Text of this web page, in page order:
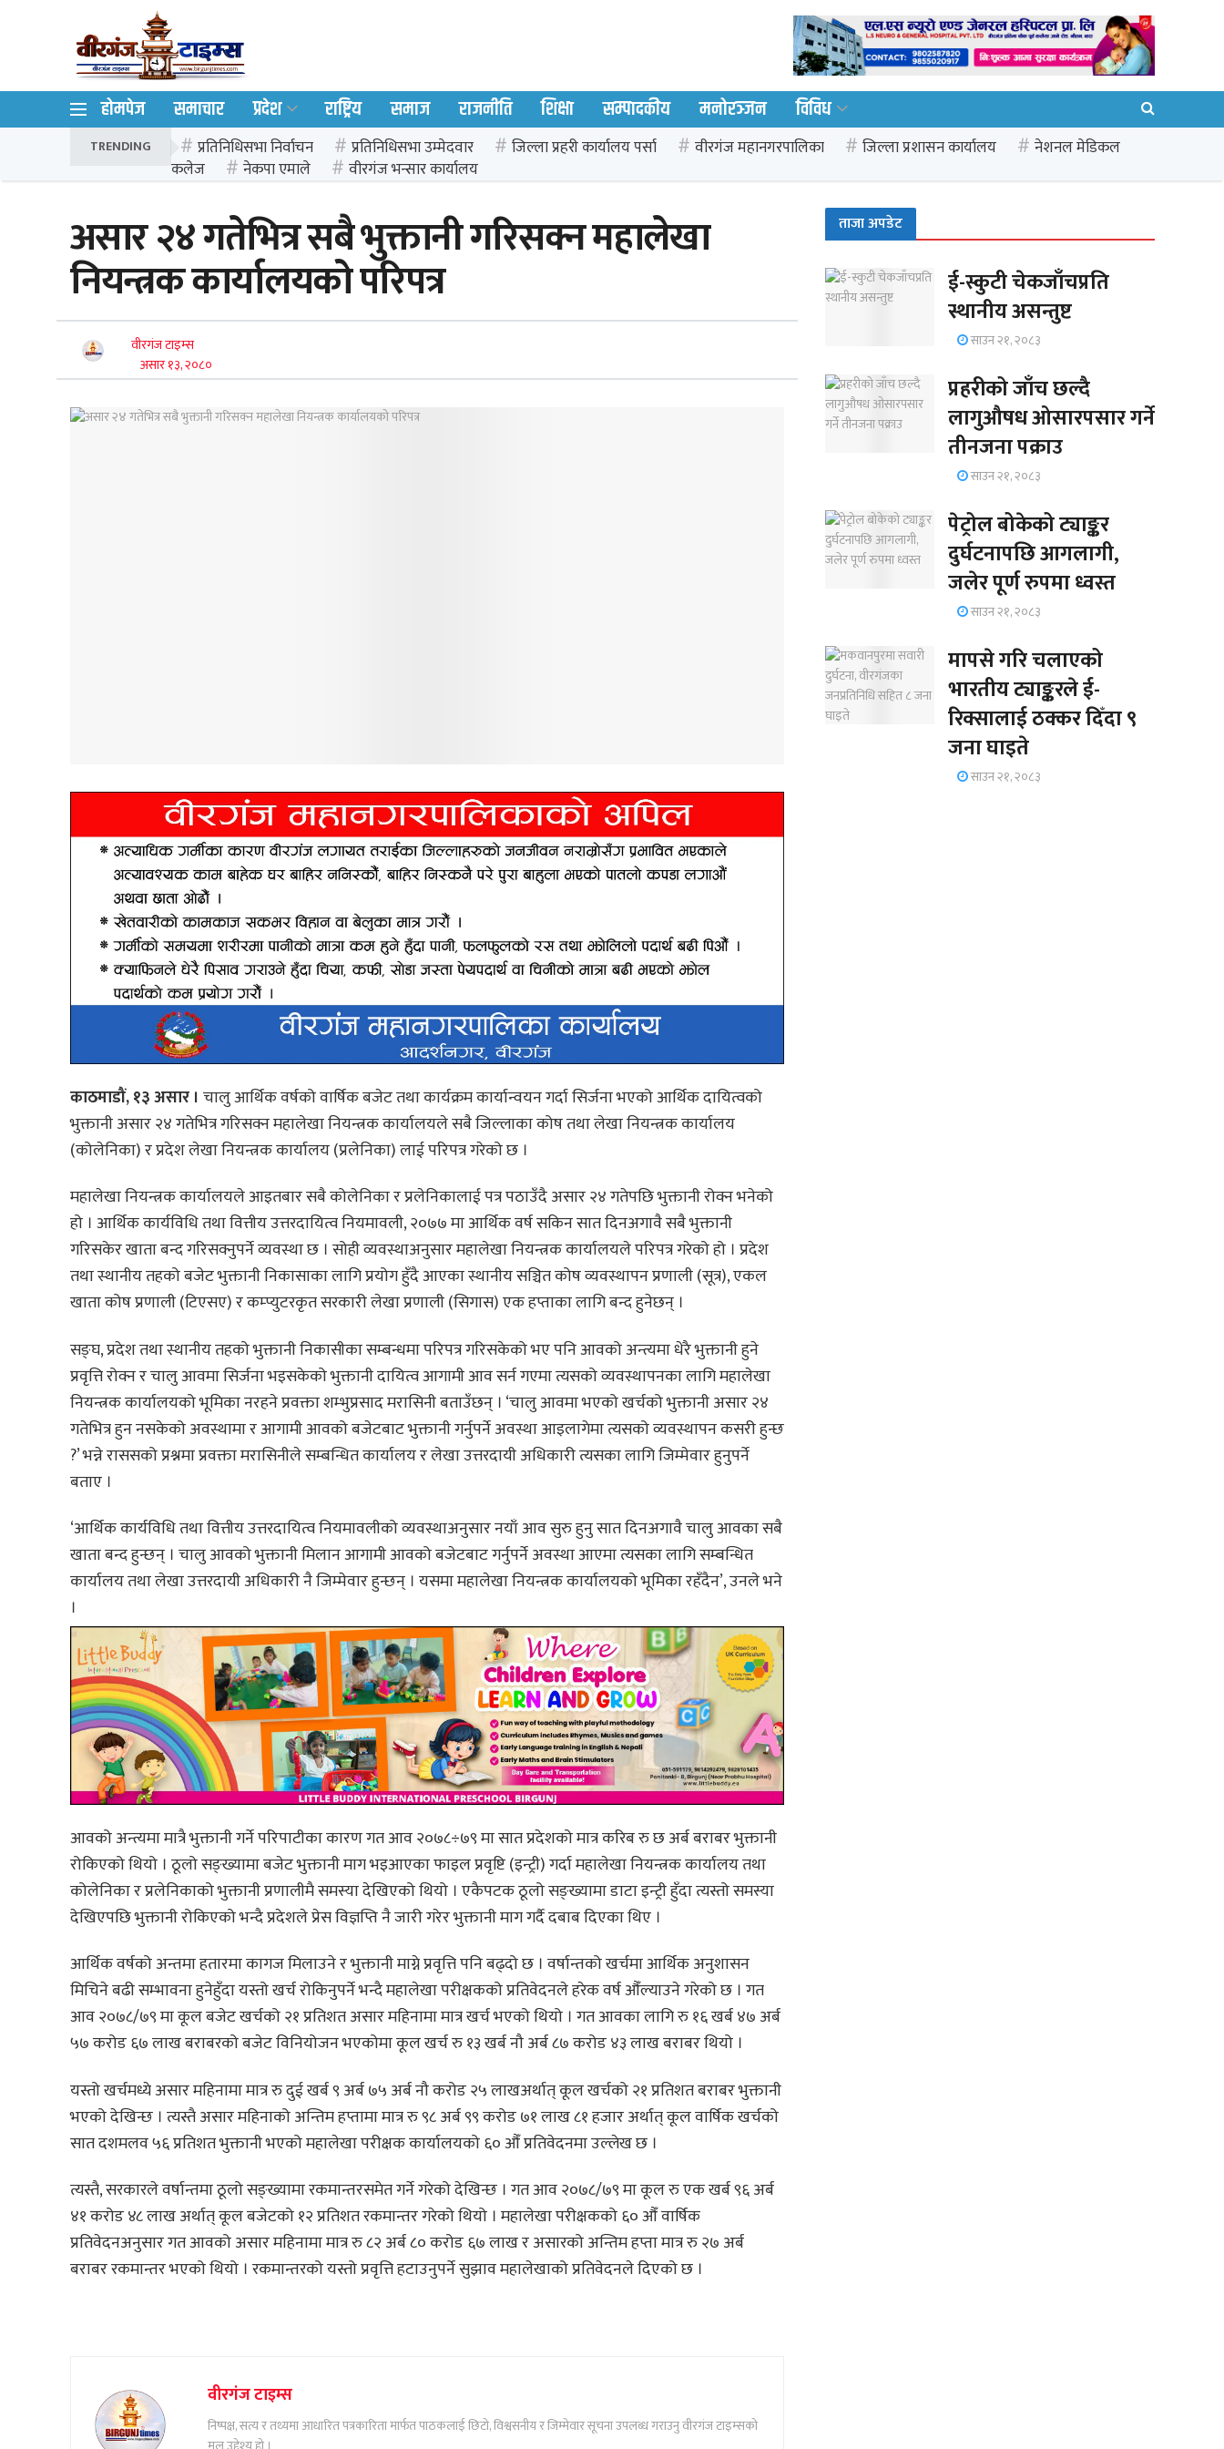
होमपेज समाचार प्रदेश राष्ट्रिय समाज राजनीति शिक्षा सम्पादकीय मनोरञ्जन विविध
TRENDING प्रतिनिधिसभा निर्वाचन प्रतिनिधिसभा उम्मेदवार जिल्ला प्रहरी कार्यालय पर्सा वीरगंज महानगरपालिका जिल्ला प्रशासन कार्यालय
नेशनल मेडिकल
कलेज
नेकपा एमाले वीरगंज भन्सार कार्यालय
असार २४ गतेभित्र सबै भुक्तानी गरिसक्न महालेखा
नियन्त्रक कार्यालयको परिपत्र
वीरगंज टाइम्स
असार १३, २०८०
काठमाडौं, १३ असार । चालु आर्थिक वर्षको वार्षिक बजेट तथा कार्यक्रम कार्यान्वयन गर्दा सिर्जना भएको आर्थिक दायित्वको
भुक्तानी असार २४ गतेभित्र गरिसक्न महालेखा नियन्त्रक कार्यालयले सबै जिल्लाका कोष तथा लेखा नियन्त्रक कार्यालय
(कोलेनिका) र प्रदेश लेखा नियन्त्रक कार्यालय (प्रलेनिका) लाई परिपत्र गरेको छ ।
महालेखा नियन्त्रक कार्यालयले आइतबार सबै कोलेनिका र प्रलेनिकालाई पत्र पठाउँदै असार २४ गतेपछि भुक्तानी रोक्न भनेको
हो । आर्थिक कार्यविधि तथा वित्तीय उत्तरदायित्व नियमावली, २०७७ मा आर्थिक वर्ष सकिन सात दिनअगावै सबै भुक्तानी
गरिसकेर खाता बन्द गरिसक्नुपर्ने व्यवस्था छ । सोही व्यवस्थाअनुसार महालेखा नियन्त्रक कार्यालयले परिपत्र गरेको हो । प्रदेश
तथा स्थानीय तहको बजेट भुक्तानी निकासाका लागि प्रयोग हुँदै आएका स्थानीय सञ्चित कोष व्यवस्थापन प्रणाली (सूत्र), एकल
खाता कोष प्रणाली (टिएसए) र कम्प्युटरकृत सरकारी लेखा प्रणाली (सिगास) एक हप्ताका लागि बन्द हुनेछन् ।
सङ्घ, प्रदेश तथा स्थानीय तहको भुक्तानी निकासीका सम्बन्धमा परिपत्र गरिसकेको भए पनि आवको अन्त्यमा धेरै भुक्तानी हुने
प्रवृत्ति रोक्न र चालु आवमा सिर्जना भइसकेको भुक्तानी दायित्व आगामी आव सर्न गएमा त्यसको व्यवस्थापनका लागि महालेखा
नियन्त्रक कार्यालयको भूमिका नरहने प्रवक्ता शम्भुप्रसाद मरासिनी बताउँछन् । ‘चालु आवमा भएको खर्चको भुक्तानी असार २४
गतेभित्र हुन नसकेको अवस्थामा र आगामी आवको बजेटबाट भुक्तानी गर्नुपर्ने अवस्था आइलागेमा त्यसको व्यवस्थापन कसरी हुन्छ
?’ भन्ने राससको प्रश्नमा प्रवक्ता मरासिनीले सम्बन्धित कार्यालय र लेखा उत्तरदायी अधिकारी त्यसका लागि जिम्मेवार हुनुपर्ने
बताए ।
‘आर्थिक कार्यविधि तथा वित्तीय उत्तरदायित्व नियमावलीको व्यवस्थाअनुसार नयाँ आव सुरु हुनु सात दिनअगावै चालु आवका सबै
खाता बन्द हुन्छन् । चालु आवको भुक्तानी मिलान आगामी आवको बजेटबाट गर्नुपर्ने अवस्था आएमा त्यसका लागि सम्बन्धित
कार्यालय तथा लेखा उत्तरदायी अधिकारी नै जिम्मेवार हुन्छन् । यसमा महालेखा नियन्त्रक कार्यालयको भूमिका रहँदैन’, उनले भने
।
आवको अन्त्यमा मात्रै भुक्तानी गर्ने परिपाटीका कारण गत आव २०७८÷७९ मा सात प्रदेशको मात्र करिब रु छ अर्ब बराबर भुक्तानी
रोकिएको थियो । ठूलो सङ्ख्यामा बजेट भुक्तानी माग भइआएका फाइल प्रवृष्टि (इन्ट्री) गर्दा महालेखा नियन्त्रक कार्यालय तथा
कोलेनिका र प्रलेनिकाको भुक्तानी प्रणालीमै समस्या देखिएको थियो । एकैपटक ठूलो सङ्ख्यामा डाटा इन्ट्री हुँदा त्यस्तो समस्या
देखिएपछि भुक्तानी रोकिएको भन्दै प्रदेशले प्रेस विज्ञप्ति नै जारी गरेर भुक्तानी माग गर्दै दबाब दिएका थिए ।
आर्थिक वर्षको अन्तमा हतारमा कागज मिलाउने र भुक्तानी माग्ने प्रवृत्ति पनि बढ्दो छ । वर्षान्तको खर्चमा आर्थिक अनुशासन
मिचिने बढी सम्भावना हुनेहुँदा यस्तो खर्च रोकिनुपर्ने भन्दै महालेखा परीक्षकको प्रतिवेदनले हरेक वर्ष औँल्याउने गरेको छ । गत
आव २०७८/७९ मा कूल बजेट खर्चको २१ प्रतिशत असार महिनामा मात्र खर्च भएको थियो । गत आवका लागि रु १६ खर्ब ४७ अर्ब
५७ करोड ६७ लाख बराबरको बजेट विनियोजन भएकोमा कूल खर्च रु १३ खर्ब नौ अर्ब ८७ करोड ४३ लाख बराबर थियो ।
यस्तो खर्चमध्ये असार महिनामा मात्र रु दुई खर्ब ९ अर्ब ७५ अर्ब नौ करोड २५ लाखअर्थात् कूल खर्चको २१ प्रतिशत बराबर भुक्तानी
भएको देखिन्छ । त्यस्तै असार महिनाको अन्तिम हप्तामा मात्र रु ९८ अर्ब ९९ करोड ७१ लाख ८१ हजार अर्थात् कूल वार्षिक खर्चको
सात दशमलव ५६ प्रतिशत भुक्तानी भएको महालेखा परीक्षक कार्यालयको ६० औँ प्रतिवेदनमा उल्लेख छ ।
त्यस्तै, सरकारले वर्षान्तमा ठूलो सङ्ख्यामा रकमान्तरसमेत गर्ने गरेको देखिन्छ । गत आव २०७८/७९ मा कूल रु एक खर्ब ९६ अर्ब
४१ करोड ४८ लाख अर्थात् कूल बजेटको १२ प्रतिशत रकमान्तर गरेको थियो । महालेखा परीक्षकको ६० औँ वार्षिक
प्रतिवेदनअनुसार गत आवको असार महिनामा मात्र रु ८२ अर्ब ८० करोड ६७ लाख र असारको अन्तिम हप्ता मात्र रु २७ अर्ब
बराबर रकमान्तर भएको थियो । रकमान्तरको यस्तो प्रवृत्ति हटाउनुपर्ने सुझाव महालेखाको प्रतिवेदनले दिएको छ ।
वीरगंज टाइम्स
निष्पक्ष, सत्य र तथ्यमा आधारित पत्रकारिता मार्फत पाठकलाई छिटो, विश्वसनीय र जिम्मेवार सूचना उपलब्ध गराउनु वीरगंज टाइम्सको
ताजा अपडेट
ई-स्कुटी चेकजाँचप्रति
स्थानीय असन्तुष्ट
साउन २१, २०८३
प्रहरीको जाँच छल्दै
लागुऔषध ओसारपसार गर्ने
तीनजना पक्राउ
साउन २१, २०८३
पेट्रोल बोकेको ट्याङ्कर
दुर्घटनापछि आगलागी,
जलेर पूर्ण रुपमा ध्वस्त
साउन २१, २०८३
मापसे गरि चलाएको
भारतीय ट्याङ्करले ई-
रिक्सालाई ठक्कर दिँदा ९
जना घाइते
साउन २१, २०८३